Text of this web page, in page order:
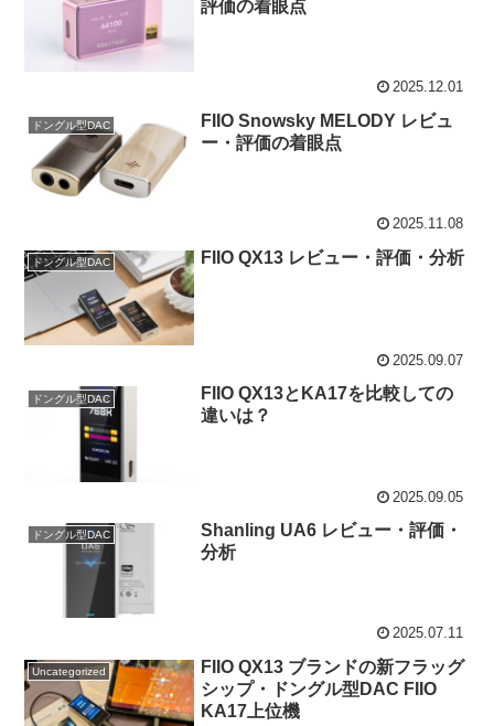
評価の着眼点
2025.12.01
ドングル型DAC
FIIO Snowsky MELODY レビュ
ー・評価の着眼点
2025.11.08
ドングル型DAC FIIO QX13 レビュー・評価・分析
2025.09.07
ドングル型DAC
FIIO QX13とKA17を比較しての
違いは？
2025.09.05
ドングル型DAC
Shanling UA6 レビュー・評価・
分析
2025.07.11
Uncategorized
FIIO QX13 ブランドの新フラッグ
シップ・ドングル型DAC FIIO
KA17上位機